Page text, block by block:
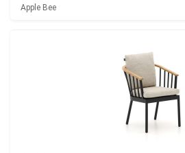
Apple Bee